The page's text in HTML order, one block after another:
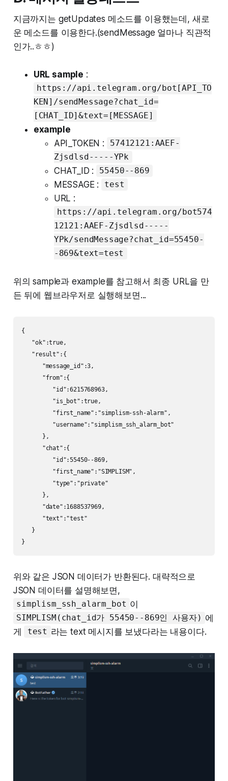
지금까지는 getUpdates 메소드를 이용했는데, 새로
운 메소드를 이용한다.(sendMessage 얼마나 직관적
인가..ㅎㅎ)
URL sample :
https://api.telegram.org/bot[API_TO
KEN]/sendMessage?chat_id=
[CHAT_ID]&text=[MESSAGE]
example
API_TOKEN :
57412121:AAEF-
Zjsdlsd-----YPk
CHAT_ID : 55450--869
MESSAGE : test
URL :
https://api.telegram.org/bot574
12121:AAEF-Zjsdlsd-----
YPk/sendMessage?chat_id=55450-
-869&text=test
위의 sample과 example를 참고해서 최종 URL을 만
든 뒤에 웹브라우저로 실행해보면...
{
   "ok":true,
   "result":{
      "message_id":3,
      "from":{
         "id":6215768963,
         "is_bot":true,
         "first_name":"simplism-ssh-alarm",
         "username":"simplism_ssh_alarm_bot"
      },
      "chat":{
         "id":55450--869,
         "first_name":"SIMPLISM",
         "type":"private"
      },
      "date":1688537969,
      "text":"test"
   }
위와 같은 JSON 데이터가 반환된다. 대략적으로
JSON 데이터를 설명해보면,
simplism_ssh_alarm_bot 이
SIMPLISM(chat_id가 55450--869인 사용자) 에
게
test 라는 text 메시지를 보냈다라는 내용이다.